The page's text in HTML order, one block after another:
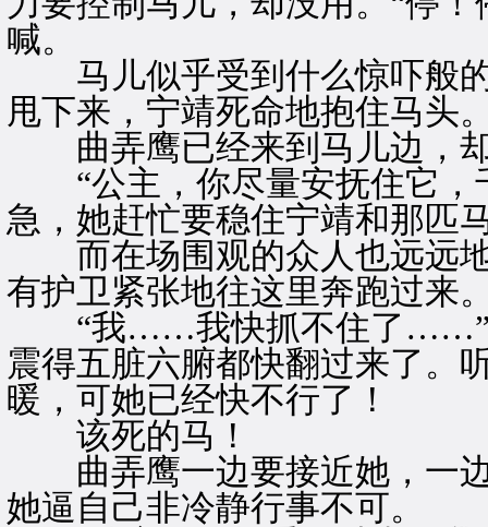
喊。
马儿似乎受到什么惊吓般的
甩下来，宁靖死命地抱住马头
曲弄鹰已经来到马儿边，
“公主，你尽量安抚住它，
急，她赶忙要稳住宁靖和那匹
而在场围观的众人也远远地
有护卫紧张地往这里奔跑过来
“我……我快抓不住了……”
震得五脏六腑都快翻过来了。
暖，可她已经快不行了！
该死的马！
曲弄鹰一边要接近她，一边
她逼自己非冷静行事不可。